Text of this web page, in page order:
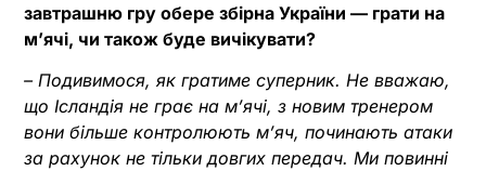
завтрашню гру обере збірна України — грати на
м’ячі, чи також буде вичікувати?
– Подивимося, як гратиме суперник. Не вважаю,
що Ісландія не грає на м’ячі, з новим тренером
вони більше контролюють м’яч, починають атаки
за рахунок не тільки довгих передач. Ми повинні